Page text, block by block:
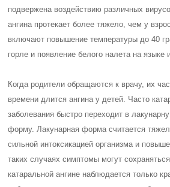
подвержена воздействию различных
ангина протекает более тяжело, чем у
включают повышение температуры до 40
горле и появление белого налета на языке
Когда родители обращаются к врачу, их
времени длится ангина у детей. Часто
заболевания быстро переходит в
форму. Лакунарная форма считается
сильной интоксикацией организма и
таких случаях симптомы могут
катаральной ангине наблюдается только